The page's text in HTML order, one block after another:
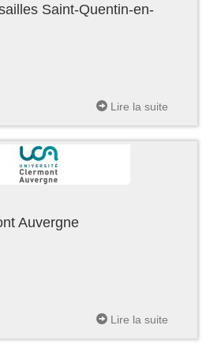
Saint-Quentin-en-
Lire la suite
Auvergne
Lire la suite